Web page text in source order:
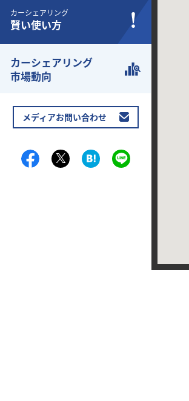
カーシェアリング
賢い使い方
カーシェアリング
市場動向
メディアお問い合わせ